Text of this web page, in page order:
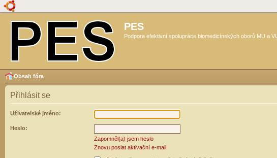
PES
Podpora efektivní spolupráce biomedicínských oborů MU a
Obsah fóra
Přihlásit se
Uživatelské jméno:
Heslo:
Zapomněl(a) jsem heslo
Znovu poslat aktivační e-mail